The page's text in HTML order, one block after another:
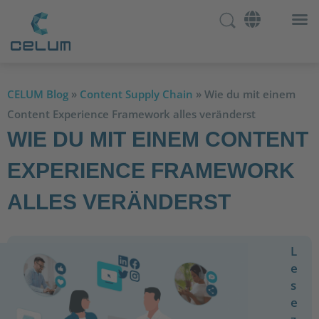
CELUM Blog » Content Supply Chain » Wie du mit einem
Content Experience Framework alles veränderst
WIE DU MIT EINEM CONTENT
EXPERIENCE FRAMEWORK
ALLES VERÄNDERST
L
e
s
e